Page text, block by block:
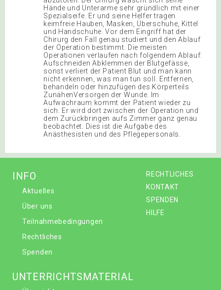
Hände und Unterarme sehr gründlich mit einer
Spezialseife. Er und seine Helfer tragen
keimfreie Hauben, Masken, Überschuhe, Kittel
und Handschuhe. Vor dem Eingriff hat der
Chirurg den Fall genau studiert und den Ablauf
der Operation bestimmt. Die meisten
Operationen verlaufen nach folgendem Ablauf:
Aufschneiden Abklemmen der Blutgefässe,
sonst verliert der Patient Blut und man kann
nicht erkennen, was man tun soll. Entfernen,
behandeln oder hinzufügen des Körperteils
ZunähenVersorgen der Wunde. Im
Aufwachraum kommt der Patient wieder zu
sich. Er wird dort zwischen der Operation und
dem Zurückbringen aufs Zimmer ganz genau
beobachtet. Dies ist die Aufgabe des
Anästhesisten und des Pflegepersonals.
RECHTLICHES
KONTAKT
SPENDEN
HILFE
INFO
Aktuelles
Über uns
Teilnahmebedingungen
Rechtliches
Spenden
UNTERRICHTSMATERIAL